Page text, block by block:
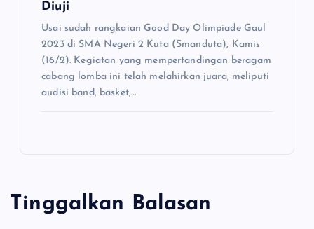
Diuji
Usai sudah rangkaian Good Day Olimpiade Gaul
2023 di SMA Negeri 2 Kuta (Smanduta), Kamis
(16/2). Kegiatan yang mempertandingan beragam
cabang lomba ini telah melahirkan juara, meliputi
audisi band, basket,…
Tinggalkan Balasan